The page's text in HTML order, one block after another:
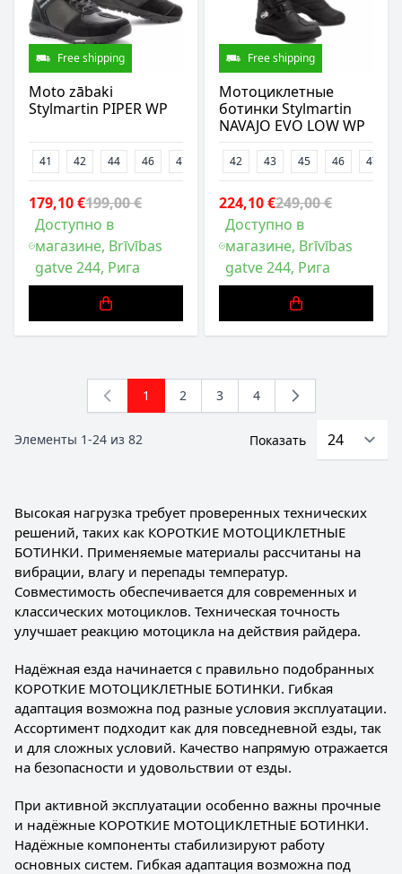
Free shipping
Moto zābaki
Stylmartin PIPER WP
41 42 44 46 47
179,10 €199,00 €
Доступно в
магазине, Brīvības
gatve 244, Рига
Free shipping
Мотоциклетные
ботинки Stylmartin
NAVAJO EVO LOW WP
42 43 45 46 47
224,10 €249,00 €
Доступно в
магазине, Brīvības
gatve 244, Рига
Элементы 1-24 из 82
You're currently reading page
1 Страница
2 Страница
3 Страница
4
Показать
Высокая нагрузка требует проверенных технических
решений, таких как КОРОТКИЕ МОТОЦИКЛЕТНЫЕ
БОТИНКИ. Применяемые материалы рассчитаны на
вибрации, влагу и перепады температур.
Совместимость обеспечивается для современных и
классических мотоциклов. Техническая точность
улучшает реакцию мотоцикла на действия райдера.
Надёжная езда начинается с правильно подобранных
КОРОТКИЕ МОТОЦИКЛЕТНЫЕ БОТИНКИ. Гибкая
адаптация возможна под разные условия эксплуатации.
Ассортимент подходит как для повседневной езды, так
и для сложных условий. Качество напрямую отражается
на безопасности и удовольствии от езды.
При активной эксплуатации особенно важны прочные
и надёжные КОРОТКИЕ МОТОЦИКЛЕТНЫЕ БОТИНКИ.
Надёжные компоненты стабилизируют работу
основных систем. Гибкая адаптация возможна под